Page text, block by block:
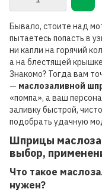
Бывало, стоите над
пытаетесь попасть в
ни капли на горячий
а на блестящей
Знакомо? Тогда вам
— маслозаливной
«помпа», а ваш
заливку быстрой,
подобрать удачную
Шприцы
выбор,
Что такое
нужен?